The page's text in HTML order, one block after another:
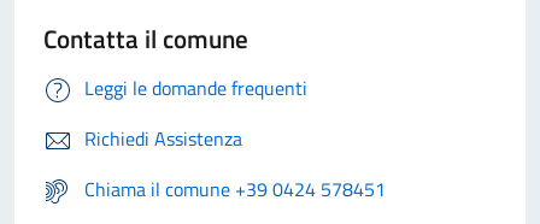
Contatta il comune
Leggi le domande frequenti
Richiedi Assistenza
Chiama il comune +39 0424 578451